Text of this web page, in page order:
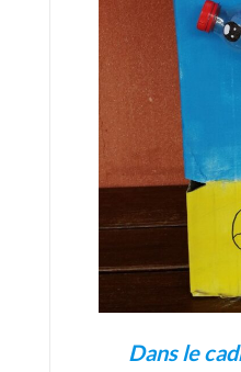
Dans le